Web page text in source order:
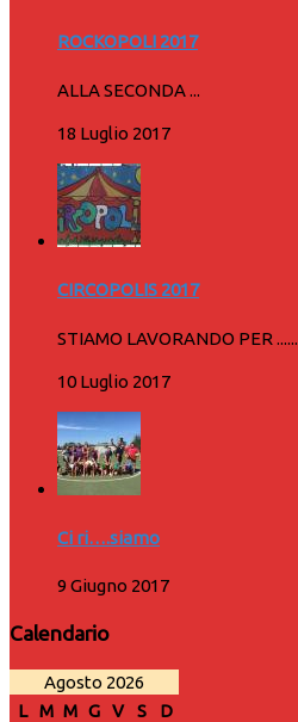
ROCKOPOLI 2017
ALLA SECONDA ...
18 Luglio 2017
CIRCOPOLIS 2017
STIAMO LAVORANDO PER ......
10 Luglio 2017
Ci ri….siamo
9 Giugno 2017
Calendario
Agosto 2026
L M M G V S D